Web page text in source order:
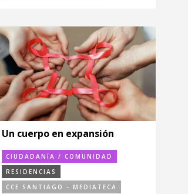
Un cuerpo en expansión
CIUDADANÍA / COMUNIDAD
RESIDENCIAS
CCE SANTIAGO - MEDIATECA